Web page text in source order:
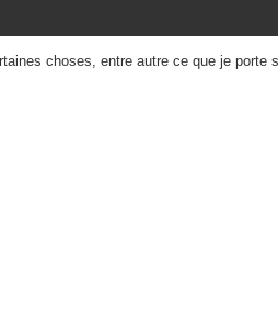
choses, entre autre ce que je porte